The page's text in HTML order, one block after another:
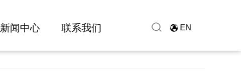
新闻中心 联系我们 EN